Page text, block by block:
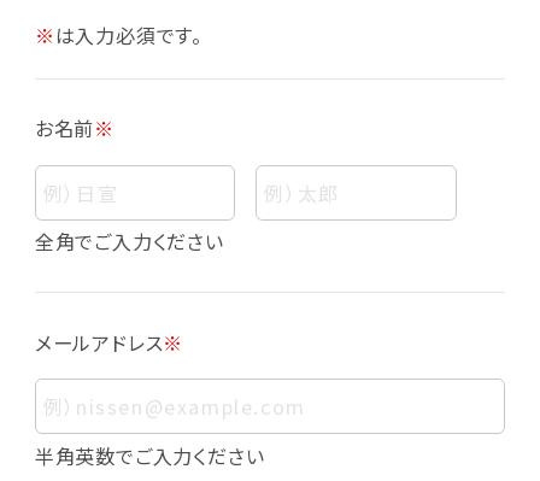
個人情報
個人情報とは、お客様個人に関する情報であっ
て、当該情報を構成する氏名、住所、電話番号、
す。また、その情報のみでは識別できない場合で
も、他の情報と容易に照合することで、結果的に
お客様個人を識別できるものも個人情報に含ま
れます。
※は入力必須です。
お名前※
全角でご入力ください
メールアドレス※
半角英数でご入力ください